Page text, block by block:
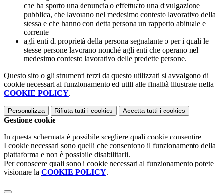
che ha sporto una denuncia o effettuato una divulgazione
pubblica, che lavorano nel medesimo contesto lavorativo della
stessa e che hanno con detta persona un rapporto abituale e
corrente
agli enti di proprietà della persona segnalante o per i quali le
stesse persone lavorano nonché agli enti che operano nel
medesimo contesto lavorativo delle predette persone.
Questo sito o gli strumenti terzi da questo utilizzati si avvalgono di
cookie necessari al funzionamento ed utili alle finalità illustrate nella
COOKIE POLICY.
Personalizza Rifiuta tutti i cookies Accetta tutti i cookies
Gestione cookie
In questa schermata è possibile scegliere quali cookie consentire.
I cookie necessari sono quelli che consentono il funzionamento della
piattaforma e non è possibile disabilitarli.
Per conoscere quali sono i cookie necessari al funzionamento potete
visionare la COOKIE POLICY.